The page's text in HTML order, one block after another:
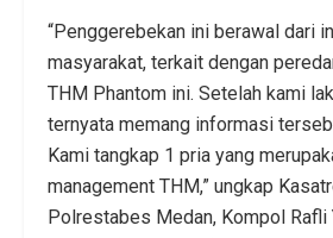
“Penggerebekan ini berawal dari
masyarakat, terkait dengan
THM Phantom ini. Setelah kami
ternyata memang informasi
Kami tangkap 1 pria yang
management THM,” ungkap
Polrestabes Medan, Kompol Rafli